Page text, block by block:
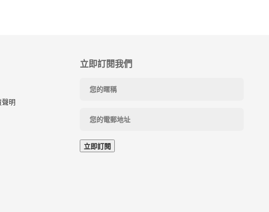
聲明
立即訂閱我們